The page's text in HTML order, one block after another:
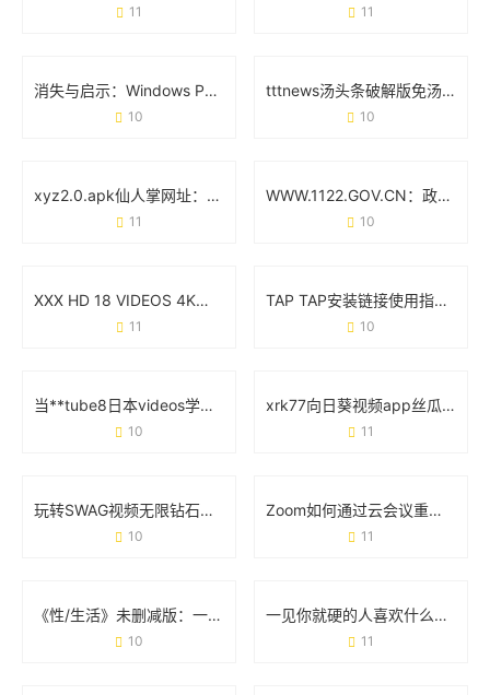
11 11
消失与启示：Windows Phone为什么没成为你的下一部手机？
10
tttnews汤头条破解版免汤币软件：真实需求与风险警示
10
xyz2.0.apk仙人掌网址：用绿色代码重构你的网络空间
11
WWW.1122.GOV.CN：政务服务的智能入口与创新实践
10
XXX HD 18 VIDEOS 4K：高清视觉体验与内容创作新趋势
11
TAP TAP安装链接使用指南：手把手教你避坑技巧
10
当**tube8日本videos学生直播**遇上网络生态：一场流量狂欢下的冷思考
10
xrk77向日葵视频app丝瓜污功能实测：用户最关心的3个核心问题
11
玩转SWAG视频无限钻石破解版：你需要知道的那些事儿
10
Zoom如何通过云会议重塑远程协作的日常体验
11
《性/生活》未删减版：一场被“打码”的社会实验
10
一见你就硬的人喜欢什么样的表现？身体反应和相处细节藏答案
11